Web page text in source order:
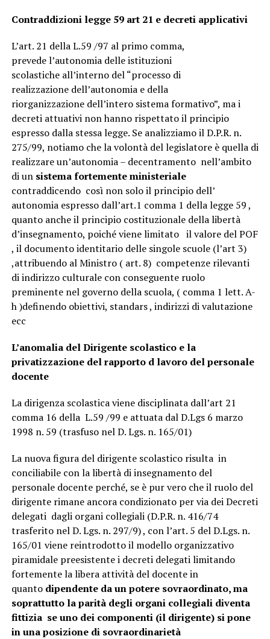
Contraddizioni legge 59 art 21 e decreti applicativi
L’art. 21 della L.59 /97 al primo comma,
prevede l’autonomia delle istituzioni
scolastiche all’interno del “processo di
realizzazione dell’autonomia e della
riorganizzazione dell’intero sistema formativo”, ma i
decreti attuativi non hanno rispettato il principio
espresso dalla stessa legge. Se analizziamo il D.P.R. n.
275/99, notiamo che la volontà del legislatore è quella di
realizzare un’autonomia – decentramento nell’ambito
di un sistema fortemente ministeriale
contraddicendo così non solo il principio dell’
autonomia espresso dall’art.1 comma 1 della legge 59 ,
quanto anche il principio costituzionale della libertà
d’insegnamento, poiché viene limitato il valore del POF
, il documento identitario delle singole scuole (l’art 3)
,attribuendo al Ministro ( art. 8) competenze rilevanti
di indirizzo culturale con conseguente ruolo
preminente nel governo della scuola, ( comma 1 lett. A-
h )definendo obiettivi, standars , indirizzi di valutazione
ecc
L’anomalia del Dirigente scolastico e la
privatizzazione del rapporto d lavoro del personale
docente
La dirigenza scolastica viene disciplinata dall’art 21
comma 16 della L.59 /99 e attuata dal D.Lgs 6 marzo
1998 n. 59 (trasfuso nel D. Lgs. n. 165/01)
La nuova figura del dirigente scolastico risulta in
conciliabile con la libertà di insegnamento del
personale docente perché, se è pur vero che il ruolo del
dirigente rimane ancora condizionato per via dei Decreti
delegati dagli organi collegiali (D.P.R. n. 416/74
trasferito nel D. Lgs. n. 297/9) , con l’art. 5 del D.Lgs. n.
165/01 viene reintrodotto il modello organizzativo
piramidale preesistente i decreti delegati limitando
fortemente la libera attività del docente in
quanto dipendente da un potere sovraordinato, ma
soprattutto la parità degli organi collegiali diventa
fittizia se uno dei componenti (il dirigente) si pone
in una posizione di sovraordinarietà